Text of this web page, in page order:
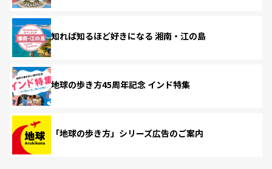
知れば知るほど好きになる 湘南・江の島
地球の歩き方45周年記念 インド特集
「地球の歩き方」シリーズ広告のご案内